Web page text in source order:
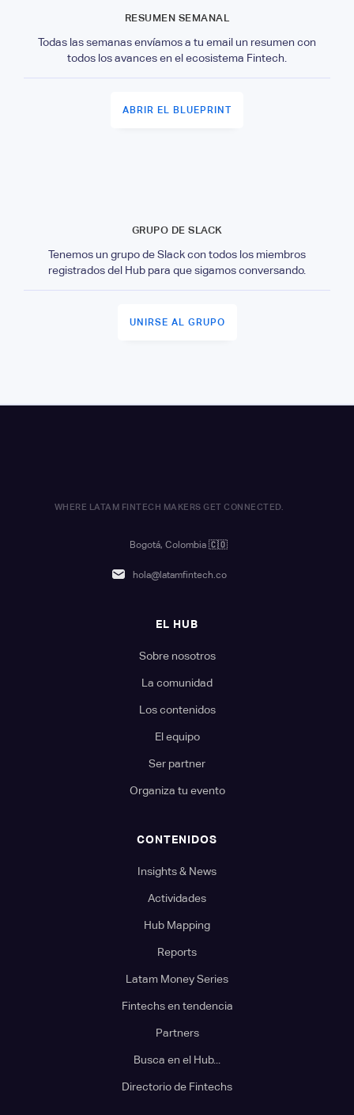
RESUMEN SEMANAL
Todas las semanas envíamos a tu email un resumen con
todos los avances en el ecosistema Fintech.
ABRIR EL BLUEPRINT
GRUPO DE SLACK
Tenemos un grupo de Slack con todos los miembros
registrados del Hub para que sigamos conversando.
UNIRSE AL GRUPO
WHERE LATAM FINTECH MAKERS GET CONNECTED.
Bogotá, Colombia 🇨🇴
hola@latamfintech.co
EL HUB
Sobre nosotros
La comunidad
Los contenidos
El equipo
Ser partner
Organiza tu evento
CONTENIDOS
Insights & News
Actividades
Hub Mapping
Reports
Latam Money Series
Fintechs en tendencia
Partners
Busca en el Hub...
Directorio de Fintechs